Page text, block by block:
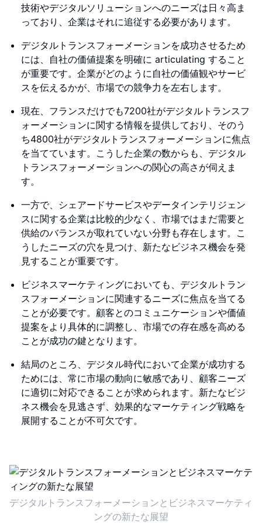
技術やデジタルソリューションへのニーズは日々高ま
っており、企業はそれに追従する必要があります。
デジタルトランスフォーメーションを成功させるため
には、自社の価値提案を明確に articulating すること
が重要です。企業がどのように自社の価値観やサービ
スを伝えるかが、市場での競争力を左右します。
現在、フランスだけでも7200社がデジタルトランスフ
ォーメーションに関する情報を提供しており、そのう
ち4800社がデジタルトランスフォーメーションに焦点
を当てています。こうした企業の数からも、デジタル
トランスフォーメーションへの関心の高さが伺えま
す。
一方で、シェアードサービスやデータインテリジェン
スに関する企業は比較的少なく、市場ではまだ需要と
供給のバランスが取れていない分野も存在します。こ
うしたニーズの穴を見つけ、新たなビジネス機会を発
見することが重要です。
ビジネスマーケティングにおいても、デジタルトラン
スフォーメーションに関連するニーズに焦点を当てる
ことが必要です。顧客とのコミュニケーションや価値
提案をより具体的に調整し、市場での存在感を高める
ことが成功の鍵となります。
結局のところ、デジタル時代において企業が成功する
ためには、常に市場の動向に敏感であり、顧客ニーズ
に適切に対応できることが求められます。新たなビジ
ネス機会を見逃さず、効果的なマーケティング戦略を
展開することが不可欠です。
デジタルトランスフォーメーションとビジネスマーケティ
ングの新たな展望